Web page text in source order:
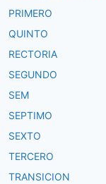
PRIMERO
QUINTO
RECTORIA
SEGUNDO
SEM
SEPTIMO
SEXTO
TERCERO
TRANSICION